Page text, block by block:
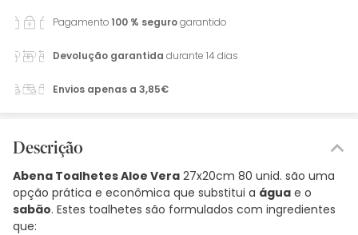
Pagamento100 % segurogarantido
Devolução garantida durante 14 dias
Envios apenas a 3,85€
Descrição
Abena Toalhetes Aloe Vera 27x20cm 80 unid. são uma
opção prática e econômica que substitui a água e o
sabão. Estes toalhetes são formulados com ingredientes
que: